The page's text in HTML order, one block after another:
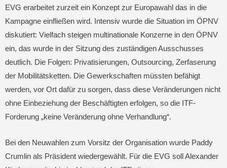
EVG erarbeitet zurzeit ein Konzept zur Europawahl das in die
Kampagne einfließen wird. Intensiv wurde die Situation im ÖPNV
diskutiert: Vielfach steigen multinationale Konzerne in den ÖPNV
ein, das wurde in der Sitzung des zuständigen Ausschusses
deutlich. Die Folgen: Privatisierungen, Outsourcing, Zerfaserung
der Mobilitätsketten. Die Gewerkschaften müssten befähigt
werden, vor Ort dafür zu sorgen, dass diese Veränderungen nicht
ohne Einbeziehung der Beschäftigten erfolgen, so die ITF-
Forderung „keine Veränderung ohne Verhandlung“.
Bei den Neuwahlen zum Vorsitz der Organisation wurde Paddy
Crumlin als Präsident wiedergewählt. Für die EVG soll Alexander